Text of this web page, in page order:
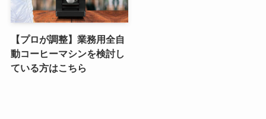
【プロが調整】業務用全自
動コーヒーマシンを検討し
ている方はこちら